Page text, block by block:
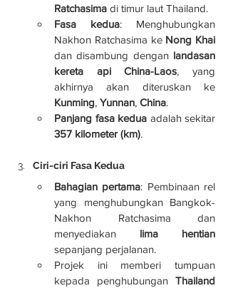
Ratchasima di timur laut Thailand.
Fasa kedua: Menghubungkan
Nakhon Ratchasima ke Nong Khai
dan disambung dengan landasan
kereta api China-Laos, yang
Kunming, Yunnan, China.
Panjang fasa kedua
357 kilometer (km).
Ciri-ciri Fasa Kedua
Bahagian pertama: Pembinaan rel
yang menghubungkan Bangkok-
Nakhon Ratchasima dan
menyediakan lima hentian
sepanjang perjalanan.
Projek ini memberi tumpuan
kepada penghubungan Thailand